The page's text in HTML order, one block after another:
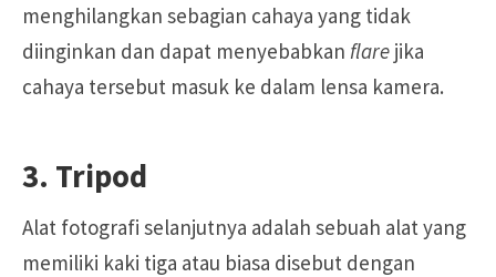
menghilangkan sebagian cahaya yang tidak
diinginkan dan dapat menyebabkan flare jika
cahaya tersebut masuk ke dalam lensa kamera.
3. Tripod
Alat fotografi selanjutnya adalah sebuah alat yang
memiliki kaki tiga atau biasa disebut dengan